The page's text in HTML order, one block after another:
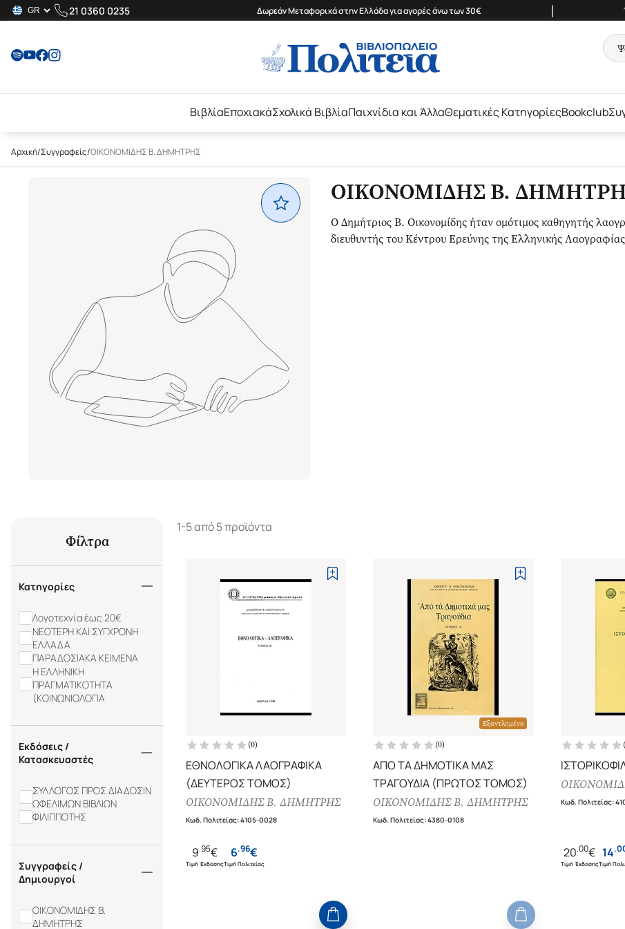
21 0360 0235 Δωρεάν Μεταφορικά στην Ελλάδα για αγορές άνω των 30€ |
ΒιβλίαΕποχιακάΣχολικά ΒιβλίαΠαιχνίδια και ΆλλαΘεματικές ΚατηγορίεςBookclub
Αρχική/Συγγραφείς/ΟΙΚΟΝΟΜΙΔΗΣ Β. ΔΗΜΗΤΡΗΣ
ΟΙΚΟΝΟΜΙΔΗΣ Β.
Ο Δημήτριος Β. Οικονομίδης ήταν ομότιμος καθηγητής
διευθυντής του Κέντρου Ερεύνης της Ελληνικής
Φίλτρα
Κατηγορίες
Λογοτεχνία έως 20€
ΝΕΟΤΕΡΗ ΚΑΙ ΣΥΓΧΡΟΝΗ
ΕΛΛΑΔΑ
ΠΑΡΑΔΟΣΙΑΚΑ ΚΕΙΜΕΝΑ
Η ΕΛΛΗΝΙΚΗ
ΠΡΑΓΜΑΤΙΚΟΤΗΤΑ
(ΚΟΙΝΩΝΙΟΛΟΓΙΑ
Εκδόσεις /
Κατασκευαστές
ΣΥΛΛΟΓΟΣ ΠΡΟΣ ΔΙΑΔΟΣΙΝ
ΩΦΕΛΙΜΩΝ ΒΙΒΛΙΩΝ
ΦΙΛΙΠΠΟΤΗΣ
Συγγραφείς /
Δημιουργοί
ΟΙΚΟΝΟΜΙΔΗΣ Β.
ΔΗΜΗΤΡΗΣ
1-5 από 5 προϊόντα
(0)
ΕΘΝΟΛΟΓΙΚΑ ΛΑΟΓΡΑΦΙΚΑ
(ΔΕΥΤΕΡΟΣ ΤΟΜΟΣ)
ΟΙΚΟΝΟΜΙΔΗΣ Β. ΔΗΜΗΤΡΗΣ
Κωδ. Πολιτείας:4105-0028
9.95€
Τιμή Έκδοσης
6.96€
Τιμή Πολιτείας
Εξαντλημένο
(0)
ΑΠΟ ΤΑ ΔΗΜΟΤΙΚΑ ΜΑΣ
ΤΡΑΓΟΥΔΙΑ (ΠΡΩΤΟΣ ΤΟΜΟΣ)
ΟΙΚΟΝΟΜΙΔΗΣ Β. ΔΗΜΗΤΡΗΣ
Κωδ. Πολιτείας:4380-0108
(
Κωδ. Πολιτείας:
20.00€
Τιμή Έκδοσης
14.
Τιμή